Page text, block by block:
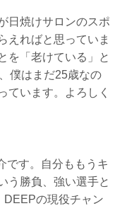
日焼けサロンのスポ
えればと思っていま
を「老けている」と
僕はまだ25歳なの
ています。よろしく
です。自分ももうキ
う勝負、強い選手と
DEEPの現役チャン